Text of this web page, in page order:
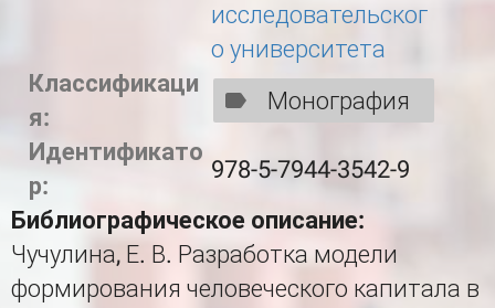
исследовательског
о университета
Классификаци
я:
Монография
Идентификато
р:
978-5-7944-3542-9
Библиографическое описание:
Чучулина, Е. В. Разработка модели
формирования человеческого капитала в